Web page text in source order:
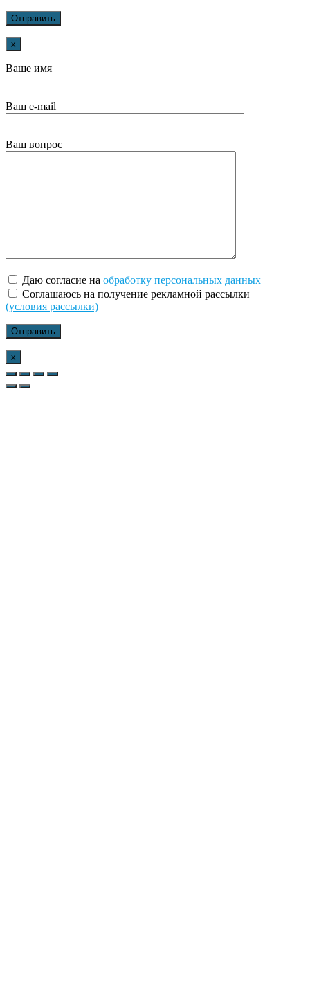
x
Ваше имя
Ваш e-mail
Ваш вопрос
Даю согласие на обработку персональных данных
Соглашаюсь на получение рекламной рассылки
(условия рассылки)
x